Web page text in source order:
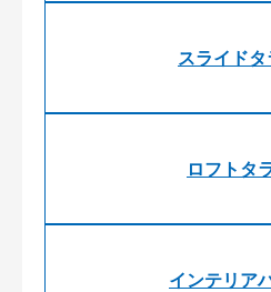
スライド
ロフトタ
インテリア